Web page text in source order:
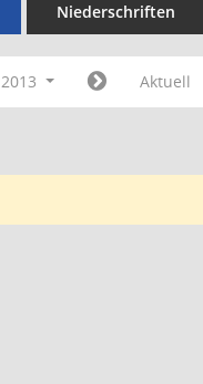
Niederschriften
2013 Aktuell